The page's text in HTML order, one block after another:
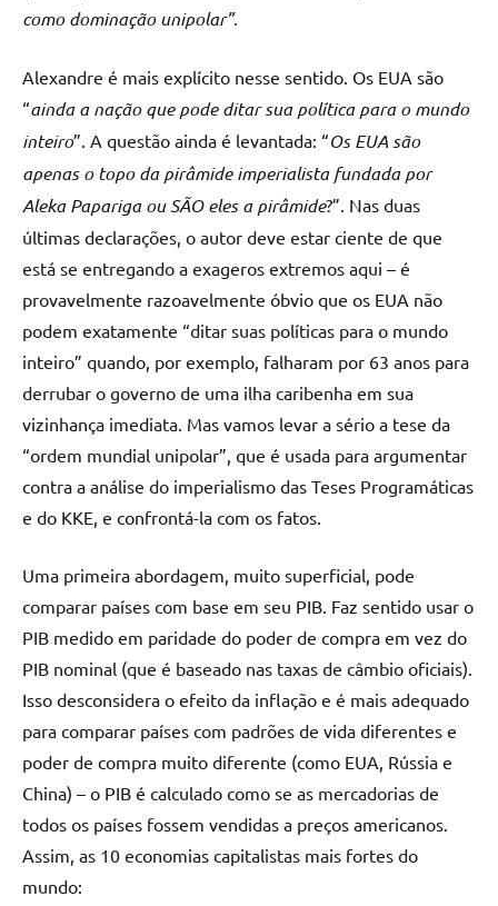
como dominação unipolar”.
Alexandre é mais explícito nesse sentido. Os EUA são
“ainda a nação que pode ditar sua política para o mundo
inteiro”. A questão ainda é levantada: “Os EUA são
apenas o topo da pirâmide imperialista fundada por
Aleka Papariga ou SÃO eles a pirâmide?”. Nas duas
últimas declarações, o autor deve estar ciente de que
está se entregando a exageros extremos aqui – é
provavelmente razoavelmente óbvio que os EUA não
podem exatamente “ditar suas políticas para o mundo
inteiro” quando, por exemplo, falharam por 63 anos para
derrubar o governo de uma ilha caribenha em sua
vizinhança imediata. Mas vamos levar a sério a tese da
“ordem mundial unipolar”, que é usada para argumentar
contra a análise do imperialismo das Teses Programáticas
e do KKE, e confrontá-la com os fatos.
Uma primeira abordagem, muito superficial, pode
comparar países com base em seu PIB. Faz sentido usar o
PIB medido em paridade do poder de compra em vez do
PIB nominal (que é baseado nas taxas de câmbio oficiais).
Isso desconsidera o efeito da inflação e é mais adequado
para comparar países com padrões de vida diferentes e
poder de compra muito diferente (como EUA, Rússia e
China) – o PIB é calculado como se as mercadorias de
todos os países fossem vendidas a preços americanos.
Assim, as 10 economias capitalistas mais fortes do
mundo: